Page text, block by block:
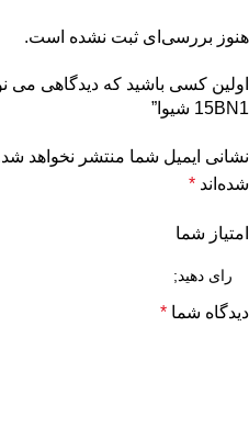
هنوز بررسی‌ای ثبت نشده است.
اولین کسی باشید که دیدگاهی می
15BN1 شيوا”
نشانی ایمیل شما منتشر نخواهد
شده‌اند *
امتیاز شما
دیدگاه شما *